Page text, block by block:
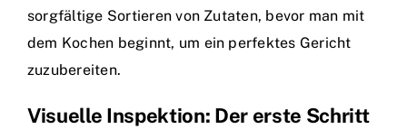
sorgfältige Sortieren von Zutaten, bevor man mit
dem Kochen beginnt, um ein perfektes Gericht
zuzubereiten.
Visuelle Inspektion: Der erste Schritt